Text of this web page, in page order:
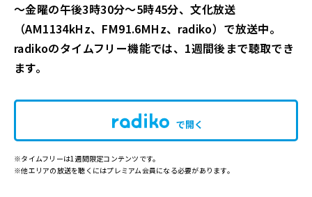
～金曜の午後3時30分～5時45分、文化放送
（AM1134kHz、FM91.6MHz、radiko）で放送中。
radikoのタイムフリー機能では、1週間後まで聴取でき
ます。
で開く
※タイムフリーは1週間限定コンテンツです。
※他エリアの放送を聴くにはプレミアム会員になる必要があります。